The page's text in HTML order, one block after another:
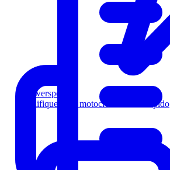
Powersports
Califique a los motociclistas más rápido